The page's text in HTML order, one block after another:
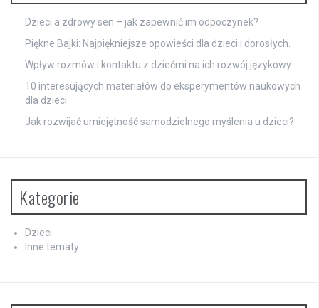
Dzieci a zdrowy sen – jak zapewnić im odpoczynek?
Piękne Bajki: Najpiękniejsze opowieści dla dzieci i dorosłych.
Wpływ rozmów i kontaktu z dziećmi na ich rozwój językowy
10 interesujących materiałów do eksperymentów naukowych
dla dzieci
Jak rozwijać umiejętność samodzielnego myślenia u dzieci?
Kategorie
Dzieci
Inne tematy